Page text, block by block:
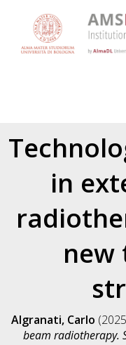
in
Algranati, Carlo
beam radiotherapy.